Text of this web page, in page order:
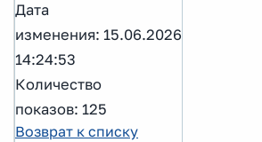
Дата
изменения: 15.06.2026
14:24:53
Количество
показов: 125
Возврат к списку